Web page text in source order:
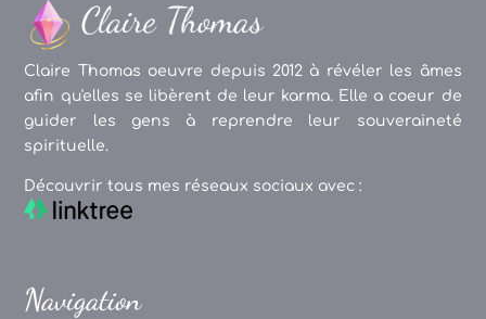
Claire Thomas oeuvre depuis 2012 à révéler les âmes
afin qu'elles se libèrent de leur karma. Elle a coeur de
guider les gens à reprendre leur souveraineté
spirituelle.
Découvrir tous mes réseaux sociaux avec :
Navigation